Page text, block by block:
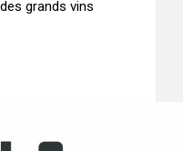
grands vins